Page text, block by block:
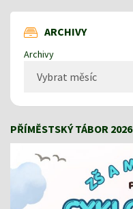
ARCHIVY
Archivy
PŘÍMĚSTSKÝ TÁBOR 2026